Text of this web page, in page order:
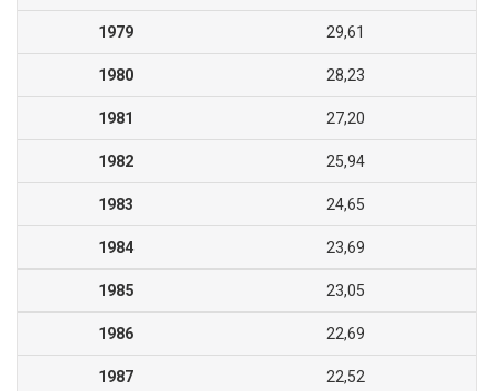
1979 29,61
1980 28,23
1981 27,20
1982 25,94
1983 24,65
1984 23,69
1985 23,05
1986 22,69
1987 22,52